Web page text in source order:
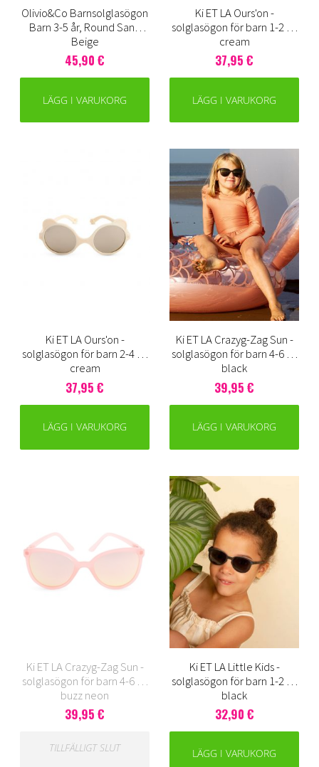
Olivio&Co Barnsolglasögon
Barn 3-5 år, Round Sand
Beige
45,90 €
LÄGG I VARUKORG
Ki ET LA Ours'on -
solglasögon för barn 1-2 år,
cream
37,95 €
LÄGG I VARUKORG
Ki ET LA Ours'on -
solglasögon för barn 2-4 år,
cream
37,95 €
LÄGG I VARUKORG
Ki ET LA Crazyg-Zag Sun -
solglasögon för barn 4-6 år,
black
39,95 €
LÄGG I VARUKORG
Ki ET LA Crazyg-Zag Sun -
solglasögon för barn 4-6 år,
buzz neon
39,95 €
TILLFÄLLIGT SLUT
Ki ET LA Little Kids -
solglasögon för barn 1-2 år,
black
32,90 €
LÄGG I VARUKORG